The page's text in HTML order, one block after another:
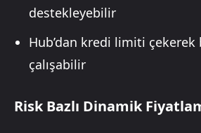
destekleyebilir
Hub’dan kredi limiti çekerek
çalışabilir
Risk Bazlı Dinamik